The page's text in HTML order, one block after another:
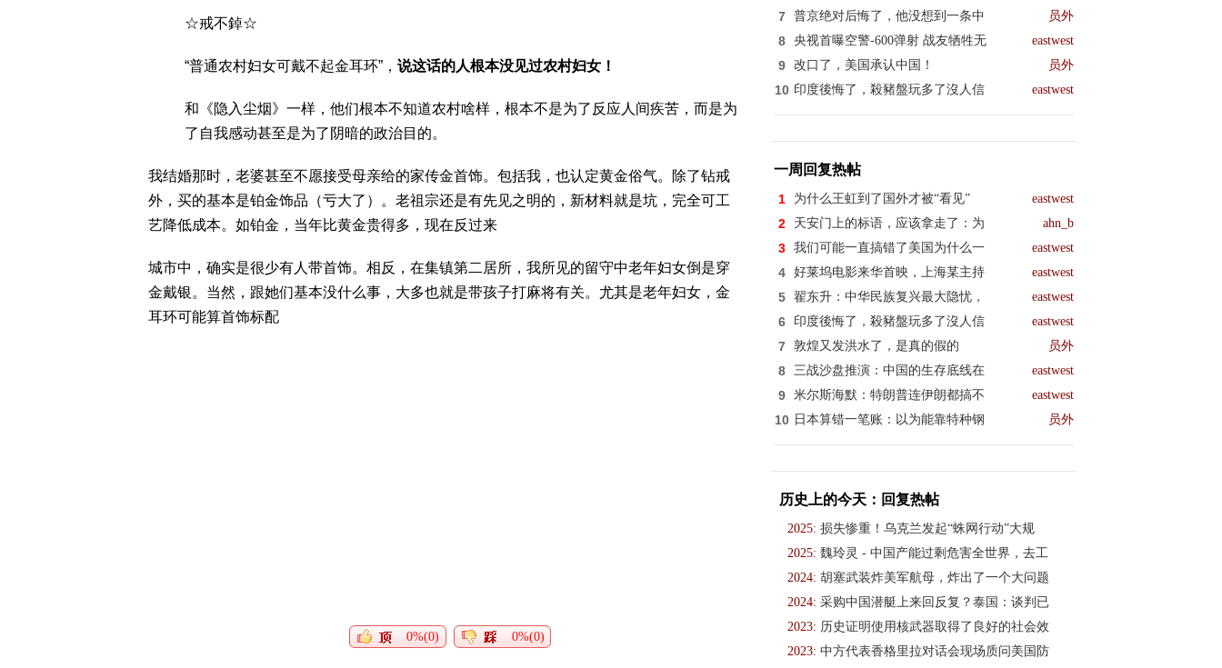
☆戒不鋽☆
“普通农村妇女可戴不起金耳环”， 说这话的人根本没见过农村妇女！
和《隐入尘烟》一样，他们根本不知道农村啥样，根本不是为了反应人间疾苦，而是为
了自我感动甚至是为了阴暗的政治目的。
我结婚那时，老婆甚至不愿接受母亲给的家传金首饰。包括我，也认定黄金俗气。除了钻戒
外，买的基本是铂金饰品（亏大了）。老祖宗还是有先见之明的，新材料就是坑，完全可工
艺降低成本。如铂金，当年比黄金贵得多，现在反过来
城市中，确实是很少有人带首饰。相反，在集镇第二居所，我所见的留守中老年妇女倒是穿
金戴银。当然，跟她们基本没什么事，大多也就是带孩子打麻将有关。尤其是老年妇女，金
耳环可能算首饰标配
0%(0) 0%(0)
7 普京绝对后悔了，他没想到一条中 员外
8 央视首曝空警-600弹射 战友牺牲无 eastwest
9 改口了，美国承认中国！ 员外
10 印度後悔了，殺豬盤玩多了沒人信 eastwest
一周回复热帖
1 为什么王虹到了国外才被“看见” eastwest
2 天安门上的标语，应该拿走了：为 ahn_b
3 我们可能一直搞错了美国为什么一 eastwest
4 好莱坞电影来华首映，上海某主持 eastwest
5 翟东升：中华民族复兴最大隐忧， eastwest
6 印度後悔了，殺豬盤玩多了沒人信 eastwest
7 敦煌又发洪水了，是真的假的 员外
8 三战沙盘推演：中国的生存底线在 eastwest
9 米尔斯海默：特朗普连伊朗都搞不 eastwest
10 日本算错一笔账：以为能靠特种钢 员外
历史上的今天：回复热帖
2025: 损失惨重！乌克兰发起“蛛网行动”大规
2025: 魏玲灵 - 中国产能过剩危害全世界，去工
2024: 胡塞武装炸美军航母，炸出了一个大问题
2024: 采购中国潜艇上来回反复？泰国：谈判已
2023: 历史证明使用核武器取得了良好的社会效
2023: 中方代表香格里拉对话会现场质问美国防